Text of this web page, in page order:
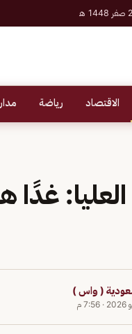
الاقتصاد رياضة
( واس )
· 7:56 م